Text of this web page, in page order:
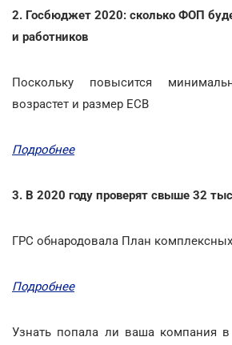
2. Госбюджет 2020: сколько ФОП
и работников
Поскольку повысится
возрастет и размер ЕСВ
Подробнее
3. В 2020 году проверят свыше 32
ГРС обнародовала План
Подробнее
Узнать попала ли ваша компания